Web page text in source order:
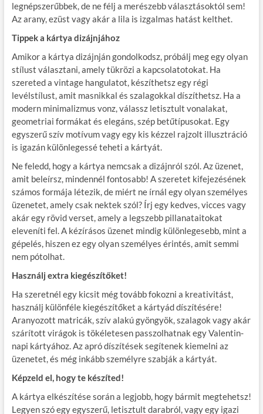
legnépszerűbbek, de ne félj a merészebb választásoktól sem!
Az arany, ezüst vagy akár a lila is izgalmas hatást kelthet.
Tippek a kártya dizájnjához
Amikor a kártya dizájnján gondolkodsz, próbálj meg egy olyan
stílust választani, amely tükrözi a kapcsolatotokat. Ha
szereted a vintage hangulatot, készíthetsz egy régi
levélstílust, amit masnikkal és szalagokkal díszíthetsz. Ha a
modern minimalizmus vonz, válassz letisztult vonalakat,
geometriai formákat és elegáns, szép betűtípusokat. Egy
egyszerű szív motívum vagy egy kis kézzel rajzolt illusztráció
is igazán különlegessé teheti a kártyát.
Ne feledd, hogy a kártya nemcsak a dizájnról szól. Az üzenet,
amit beleírsz, mindennél fontosabb! A szeretet kifejezésének
számos formája létezik, de miért ne írnál egy olyan személyes
üzenetet, amely csak nektek szól? Írj egy kedves, vicces vagy
akár egy rövid verset, amely a legszebb pillanataitokat
eleveníti fel. A kézírásos üzenet mindig különlegesebb, mint a
gépelés, hiszen ez egy olyan személyes érintés, amit semmi
nem pótolhat.
Használj extra kiegészítőket!
Ha szeretnél egy kicsit még tovább fokozni a kreativitást,
használj különféle kiegészítőket a kártyád díszítésére!
Aranyozott matricák, szív alakú gyöngyök, szalagok vagy akár
szárított virágok is tökéletesen passzolhatnak egy Valentin-
napi kártyához. Az apró díszítések segítenek kiemelni az
üzenetet, és még inkább személyre szabják a kártyát.
Képzeld el, hogy te készíted!
A kártya elkészítése során a legjobb, hogy bármit megtehetsz!
Legyen szó egy egyszerű, letisztult darabról, vagy egy igazi